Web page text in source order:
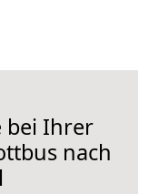
bei Ihrer
nach